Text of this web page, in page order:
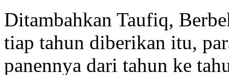
Ditambahkan Taufiq,
tiap tahun diberikan itu,
panennya dari tahun ke